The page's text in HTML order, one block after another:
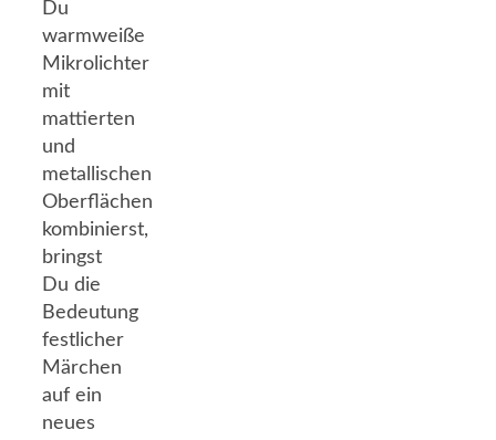
Du
warmweiße
Mikrolichter
mit
mattierten
und
metallischen
Oberflächen
kombinierst,
bringst
Du die
Bedeutung
festlicher
Märchen
auf ein
neues